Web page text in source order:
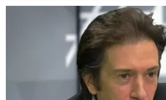
dIn ook